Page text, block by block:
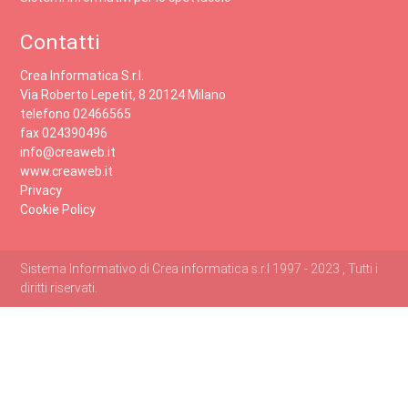
Contatti
Crea Informatica S.r.l.
Via Roberto Lepetit, 8 20124 Milano
telefono 02466565
fax 024390496
info@creaweb.it
www.creaweb.it
Privacy
Cookie Policy
Sistema Informativo di Crea informatica s.r.l 1997 - 2023 , Tutti i
diritti riservati.